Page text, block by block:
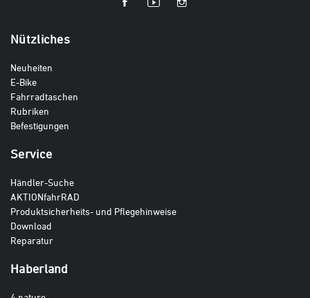
Nützliches
Neuheiten
E-Bike
Fahrradtaschen
Rubriken
Befestigungen
Service
Händler-Suche
AKTIONfahrRAD
Produktsicherheits- und Pflegehinweise
Download
Reparatur
Haberland